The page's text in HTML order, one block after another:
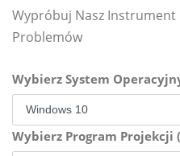
Wypróbuj Nasz Instrument
Problemów
Wybierz System
Wybierz Program Projekcji